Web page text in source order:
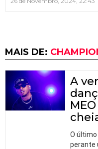
MAIS DE:
A
O último
perante